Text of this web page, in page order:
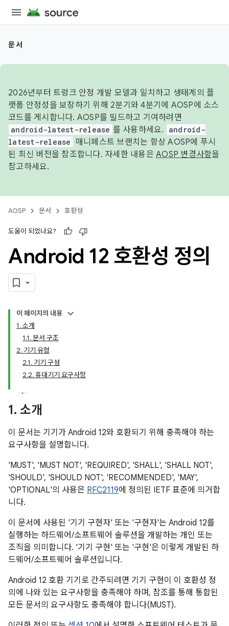
문서
2026년부터 트렁크 안정 개발 모델과 일치하고 생태계의 플
랫폼 안정성을 보장하기 위해 2분기와 4분기에 AOSP에 소스
코드를 게시합니다. AOSP를 빌드하고 기여하려면
android-latest-release 를 사용하세요.
android-
latest-release
매니페스트 브랜치는 항상 AOSP에 푸시
된 최신 버전을 참조합니다. 자세한 내용은 AOSP 변경사항을
참고하세요.
AOSP 문서 호환성
도움이 되었나요?
Android 12 호환성 정의
이 페이지의 내용
1. 소개
1.1. 문서 구조
2. 기기 유형
2.1. 기기 구성
2.2. 휴대기기 요구사항
1. 소개
이 문서는 기기가 Android 12와 호환되기 위해 충족해야 하는
요구사항을 설명합니다.
'MUST', 'MUST NOT', 'REQUIRED', 'SHALL', 'SHALL NOT',
'SHOULD', 'SHOULD NOT', 'RECOMMENDED', 'MAY',
'OPTIONAL'의 사용은 RFC2119에 정의된 IETF 표준에 의거합
니다.
이 문서에 사용된 '기기 구현자' 또는 '구현자'는 Android 12를
실행하는 하드웨어/소프트웨어 솔루션을 개발하는 개인 또는
조직을 의미합니다. '기기 구현' 또는 '구현'은 이렇게 개발된 하
드웨어/소프트웨어 솔루션입니다.
Android 12 호환 기기로 간주되려면 기기 구현이 이 호환성 정
의에 나와 있는 요구사항을 충족해야 하며, 참조를 통해 통합된
모든 문서의 요구사항도 충족해야 합니다(MUST).